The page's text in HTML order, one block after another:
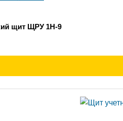
щит ЩРУ 1Н-9